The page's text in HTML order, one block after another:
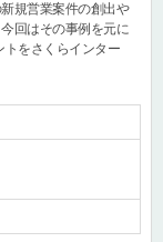
規営業案件の創出や
回はその事例を元に
トをさくらインター